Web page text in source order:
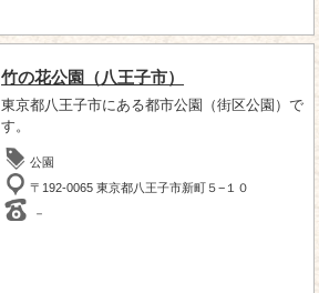
竹の花公園（八王子市）
東京都八王子市にある都市公園（街区公園）で
す。
公園
〒192-0065 東京都八王子市新町５−１０
－